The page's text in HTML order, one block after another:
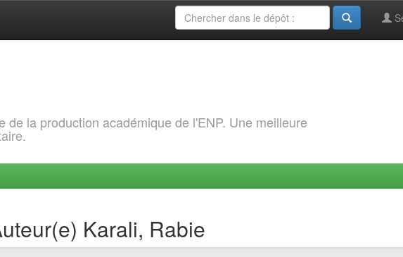
la production académique de l'ENP. Une meilleure
Karali, Rabie